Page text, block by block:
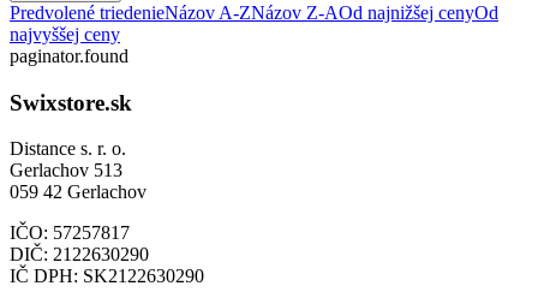
Predvolené triedenieNázov A-ZNázov Z-AOd najnižšej cenyOd
najvyššej ceny
paginator.found
Swixstore.sk
Distance s. r. o.
Gerlachov 513
059 42 Gerlachov
IČO: 57257817
DIČ: 2122630290
IČ DPH: SK2122630290